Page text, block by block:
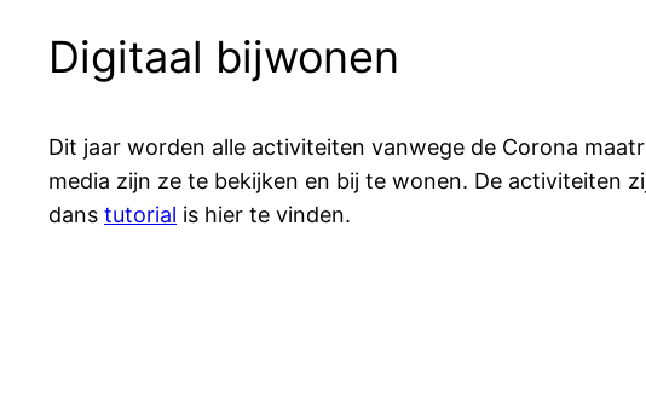
Digitaal bijwonen
Dit jaar worden alle activiteiten vanwege de Corona
media zijn ze te bekijken en bij te wonen. De activiteiten
dans tutorial is hier te vinden.